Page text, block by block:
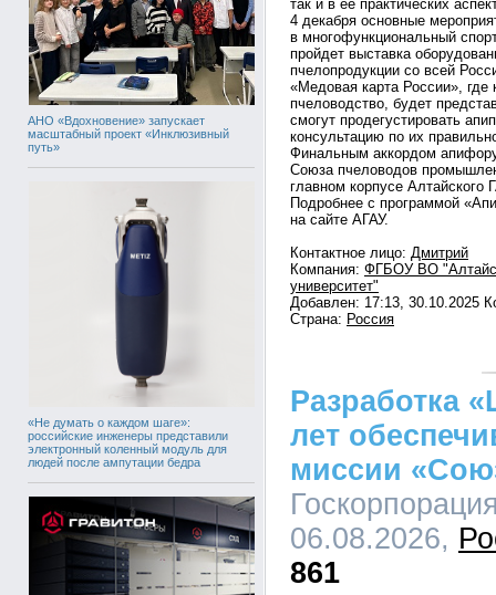
АНО «Вдохновение» запускает
масштабный проект «Инклюзивный
путь»
«Не думать о каждом шаге»:
российские инженеры представили
электронный коленный модуль для
людей после ампутации бедра
так и в ее практических
4 декабря основные
в многофункциональный
пройдет выставка
пчелопродукции со всей
«Медовая карта России», где
пчеловодство, будет
смогут продегустировать
консультацию по их
Финальным аккордом
Союза пчеловодов
главном корпусе Алтайского
Подробнее с программой
на сайте АГАУ.
Контактное лицо: Дмитрий
Компания: ФГБОУ ВО
университет"
Добавлен: 17:13, 30.10.2025
Страна: Россия
Разработка
лет
миссии
06.08.2026,
861